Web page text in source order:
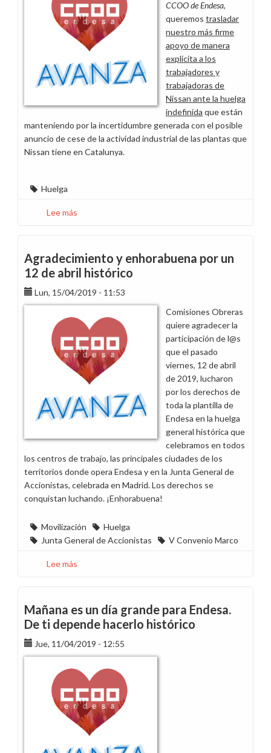
CCOO de Endesa,
queremos trasladar
nuestro más firme
apoyo de manera
explícita a los
trabajadores y
trabajadoras de
Nissan ante la huelga
indefinida que están
manteniendo por la incertidumbre generada con el posible
anuncio de cese de la actividad industrial de las plantas que
Nissan tiene en Catalunya.
Huelga
Lee más
los
trabajadores
y
trabajadoras
de
Nissan
Agradecimiento y enhorabuena por un
12 de abril histórico
Lun, 15/04/2019 - 11:53
Comisiones Obreras
quiere agradecer la
participación de l@s
que el pasado
viernes, 12 de abril
de 2019, lucharon
por los derechos de
toda la plantilla de
Endesa en la huelga
general histórica que
celebramos en todos
los centros de trabajo, las principales ciudades de los
territorios donde opera Endesa y en la Junta General de
Accionistas, celebrada en Madrid. Los derechos se
conquistan luchando. ¡Enhorabuena!
Movilización
Huelga
Junta General de Accionistas
V Convenio Marco
Lee más
enhorabuena
por
un
12
de
abril
histórico
Mañana es un día grande para Endesa.
De ti depende hacerlo histórico
Jue, 11/04/2019 - 12:55